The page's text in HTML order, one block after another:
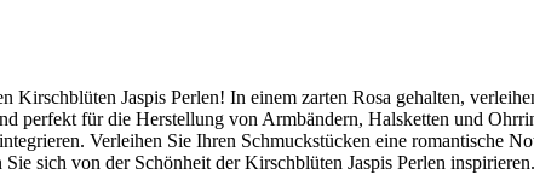
Kirschblüten Jaspis Perlen! In einem zarten Rosa gehalten,
perfekt für die Herstellung von Armbändern, Halsketten und
Verleihen Sie Ihren Schmuckstücken eine romantische
sich von der Schönheit der Kirschblüten Jaspis Perlen